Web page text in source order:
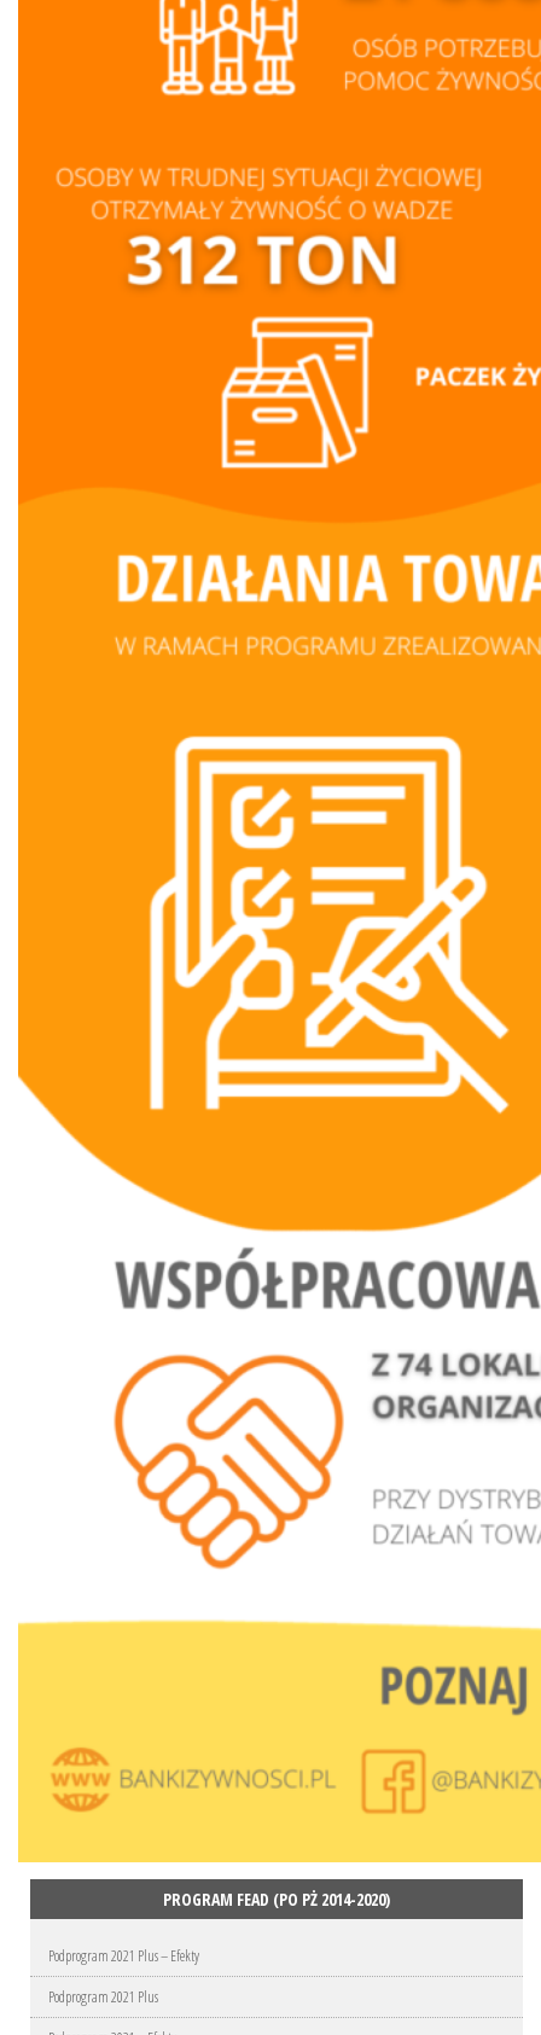
PROGRAM FEAD (PO PŻ 2014-2020)
Podprogram 2021 Plus – Efekty
Podprogram 2021 Plus